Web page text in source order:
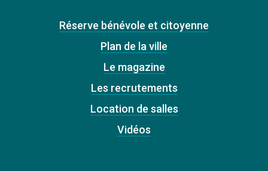
Réserve bénévole et citoyenne
Plan de la ville
Le magazine
Les recrutements
Location de salles
Vidéos